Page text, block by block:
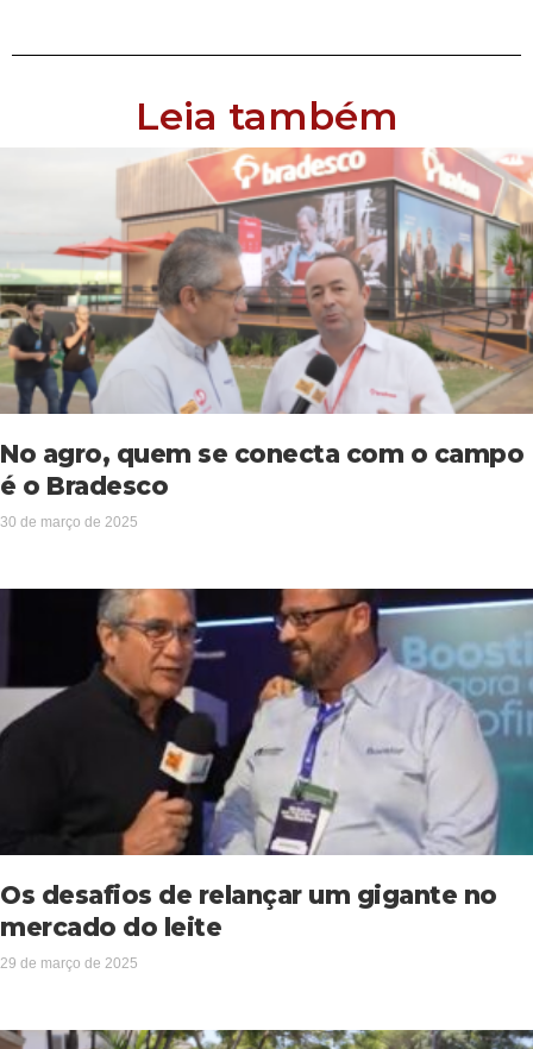
Leia também
No agro, quem se conecta com o campo
é o Bradesco
30 de março de 2025
Os desafios de relançar um gigante no
mercado do leite
29 de março de 2025